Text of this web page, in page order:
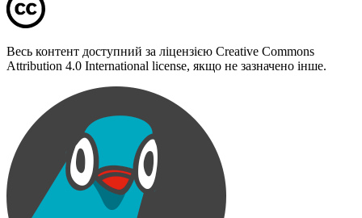
Весь контент доступний за ліцензією Creative Commons
Attribution 4.0 International license, якщо не зазначено інше.